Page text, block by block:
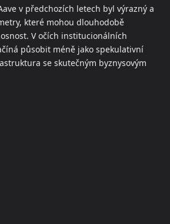
v předchozích letech byl výrazný a
které mohou dlouhodobě
V očích institucionálních
působit méně jako spekulativní
se skutečným byznysovým